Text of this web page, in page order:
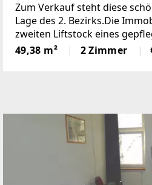
Zum Verkauf steht diese
Lage des 2. Bezirks.Die
zweiten Liftstock eines
wurde 2021 umfassend
großzügigen Raumhöhe von
49,38 m² 2 Zimmer